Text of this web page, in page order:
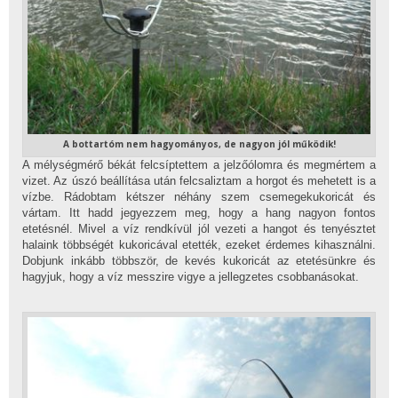
A bottartóm nem hagyományos, de nagyon jól működik!
A mélységmérő békát felcsíptettem a jelzőólomra és megmértem a
vizet. Az úszó beállítása után felcsaliztam a horgot és mehetett is a
vízbe. Rádobtam kétszer néhány szem csemegekukoricát és
vártam. Itt hadd jegyezzem meg, hogy a hang nagyon fontos
etetésnél. Mivel a víz rendkívül jól vezeti a hangot és tenyésztet
halaink többségét kukoricával etették, ezeket érdemes kihasználni.
Dobjunk inkább többször, de kevés kukoricát az etetésünkre és
hagyjuk, hogy a víz messzire vigye a jellegzetes csobbanásokat.